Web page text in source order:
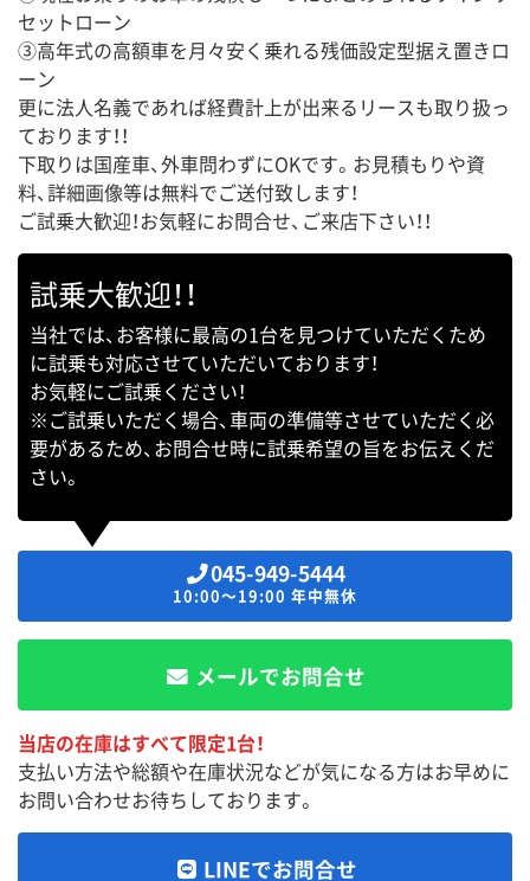
セットローン
③高年式の高額車を月々安く乗れる残価設定型据え置きロ
ーン
更に法人名義であれば経費計上が出来るリースも取り扱っ
ております！！
下取りは国産車、外車問わずにOKです。お見積もりや資
料、詳細画像等は無料でご送付致します！
ご試乗大歓迎！お気軽にお問合せ、ご来店下さい！！
試乗大歓迎！！
当社では、お客様に最高の1台を見つけていただくため
に試乗も対応させていただいております！
お気軽にご試乗ください！
※ご試乗いただく場合、車両の準備等させていただく必
要があるため、お問合せ時に試乗希望の旨をお伝えくだ
さい。
045-949-5444
10:00～19:00 年中無休
メールでお問合せ
当店の在庫はすべて限定1台！
支払い方法や総額や在庫状況などが気になる方はお早めに
お問い合わせお待ちしております。
LINEでお問合せ